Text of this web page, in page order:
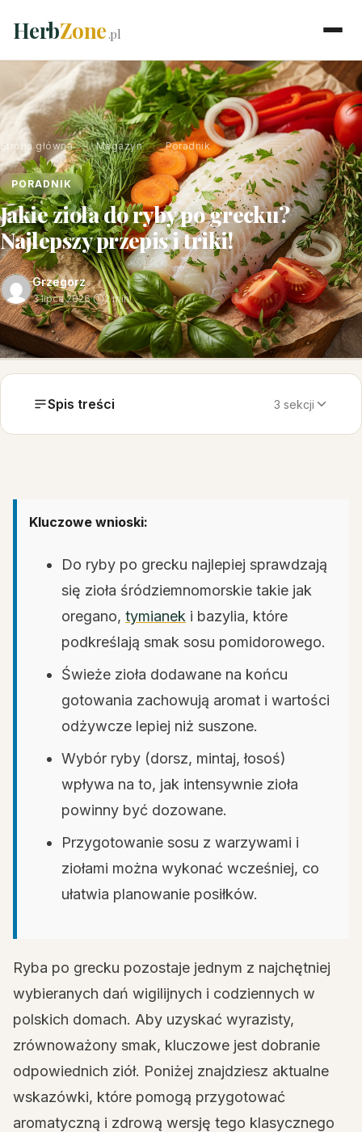
HerbZone.pl
Strona główna › Magazyn › Poradnik
PORADNIK
Jakie zioła do ryby po grecku?
Najlepszy przepis i triki!
Grzegorz
3 lipca 2026· 2 min
Spis treści 3 sekcji
Kluczowe wnioski:
Do ryby po grecku najlepiej sprawdzają
się zioła śródziemnomorskie takie jak
oregano, tymianek i bazylia, które
podkreślają smak sosu pomidorowego.
Świeże zioła dodawane na końcu
gotowania zachowują aromat i wartości
odżywcze lepiej niż suszone.
Wybór ryby (dorsz, mintaj, łosoś)
wpływa na to, jak intensywnie zioła
powinny być dozowane.
Przygotowanie sosu z warzywami i
ziołami można wykonać wcześniej, co
ułatwia planowanie posiłków.
Ryba po grecku pozostaje jednym z najchętniej
wybieranych dań wigilijnych i codziennych w
polskich domach. Aby uzyskać wyrazisty,
zrównoważony smak, kluczowe jest dobranie
odpowiednich ziół. Poniżej znajdziesz aktualne
wskazówki, które pomogą przygotować
aromatyczną i zdrową wersję tego klasycznego